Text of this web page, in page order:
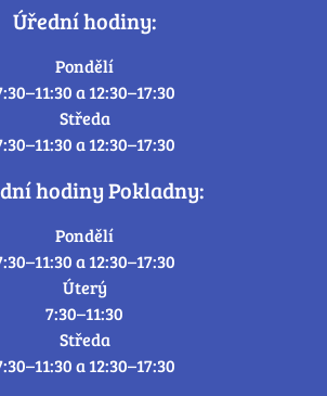
Úřední hodiny:
Pondělí
a 12:30–17:30
Středa
a 12:30–17:30
hodiny Pokladny:
Pondělí
a 12:30–17:30
Úterý
7:30–11:30
Středa
a 12:30–17:30